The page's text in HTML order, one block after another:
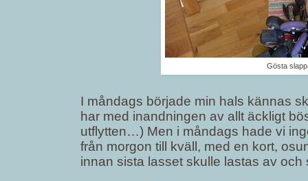
Gösta
I måndags började min hals kännas
har med inandningen av allt äckligt
utflytten…) Men i måndags hade vi
från morgon till kväll, med en kort,
innan sista lasset skulle lastas av och